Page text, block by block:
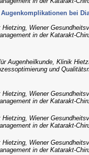
bei
Wiener
in der Katarakt-
Augenheilkunde, Klinik
und
Wiener
in der Katarakt-
Wiener
in der Katarakt-
Wiener
in der Katarakt-